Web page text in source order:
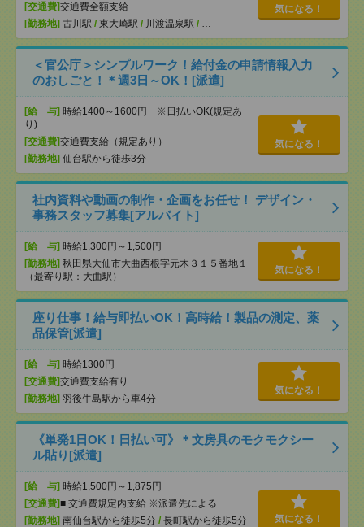
[交通費]交通費全額支給
[勤務地] 古川駅 / 東大崎駅 / 川渡温泉駅 / …
気になる！
＜官公庁＞シンプルワーク！給付金の申請情報入力
のおしごと！＊週3日～OK！[派遣]
[給 与] 時給1400～1600円 ※日払いOK(規定あ
り)
[交通費]交通費支給（規定あり）
[勤務地] 仙台駅から徒歩3分
気になる！
社内資料や動画の制作・企画をお任せ！ デザイン・
事務スタッフ募集[アルバイト]
[給 与] 時給1,300円～1,500円
[勤務地] 秋田県大仙市大曲西根字元木３１５番地１
（最寄り駅：大曲駅）
気になる！
座り仕事！給与即払いOK！高時給！製品の測定、薬
品保管[派遣]
[給 与] 時給1300円
[交通費]交通費支給有り
[勤務地] 羽後牛島駅から車4分
気になる！
《単発1日OK！日払い可》＊文房具のモクモクシー
ル貼り[派遣]
[給 与] 時給1,500円～1,875円
[交通費]■ 交通費規定内支給 ※派遣先による
[勤務地] 南仙台駅から徒歩5分 / 長町駅から徒歩5分
気になる！